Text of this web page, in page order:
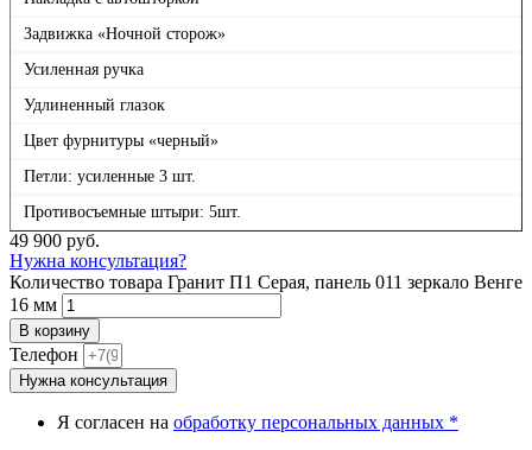
Задвижка «Ночной сторож»
Усиленная ручка
Удлиненный глазок
Цвет фурнитуры «черный»
Петли: усиленные 3 шт.
Противосъемные штыри: 5шт.
49 900 руб.
Нужна консультация?
Количество товара Гранит П1 Серая, панель 011 зеркало Венге
16 мм
В корзину
Телефон
Нужна консультация
Я согласен на обработку персональных данных *